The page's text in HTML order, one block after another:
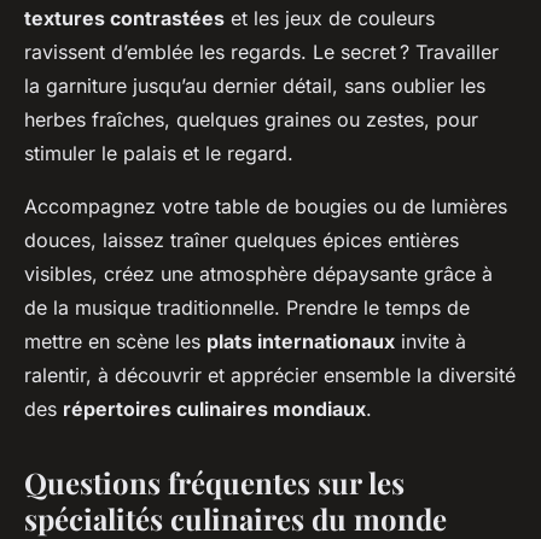
textures contrastées et les jeux de couleurs
ravissent d’emblée les regards. Le secret ? Travailler
la garniture jusqu’au dernier détail, sans oublier les
herbes fraîches, quelques graines ou zestes, pour
stimuler le palais et le regard.
Accompagnez votre table de bougies ou de lumières
douces, laissez traîner quelques épices entières
visibles, créez une atmosphère dépaysante grâce à
de la musique traditionnelle. Prendre le temps de
mettre en scène les plats internationaux invite à
ralentir, à découvrir et apprécier ensemble la diversité
des répertoires culinaires mondiaux.
Questions fréquentes sur les
spécialités culinaires du monde